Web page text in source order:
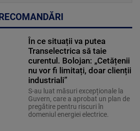
RECOMANDĂRI
În ce situații va putea
Transelectrica să taie
curentul. Bolojan: „Cetățenii
nu vor fi limitați, doar clienții
industriali”
S-au luat măsuri excepționale la
Guvern, care a aprobat un plan de
pregătire pentru riscuri în
domeniul energiei electrice.